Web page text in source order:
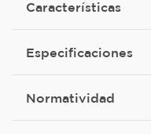
Características
Especificaciones
Normatividad